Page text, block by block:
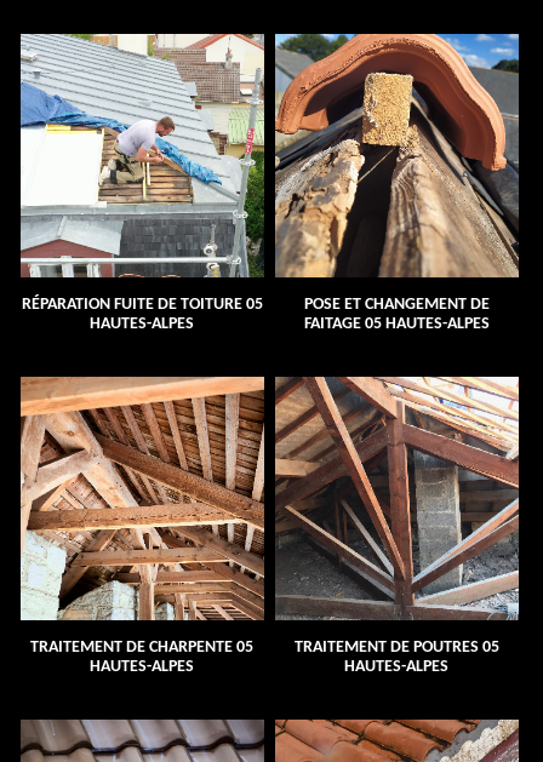
RÉPARATION FUITE DE TOITURE 05
HAUTES-ALPES
POSE ET CHANGEMENT DE
FAITAGE 05 HAUTES-ALPES
TRAITEMENT DE CHARPENTE 05
HAUTES-ALPES
TRAITEMENT DE POUTRES 05
HAUTES-ALPES